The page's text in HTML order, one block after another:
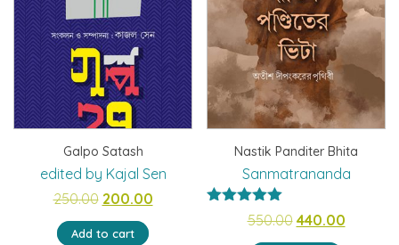
Galpo Satash
edited by Kajal Sen
250.00 Original
price
200.00Current
Add to cart
Nastik Panditer Bhita
Sanmatrananda
Rated5.00
out of 5550.00 Original
440.00Current